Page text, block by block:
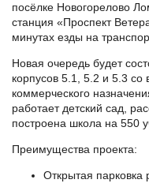
посёлке Новогорелово
станция «Проспект
минутах езды на
Новая очередь будет
корпусов 5.1, 5.2 и 5.3
коммерческого
работает детский сад,
построена школа на 550
Преимущества проекта:
Открытая